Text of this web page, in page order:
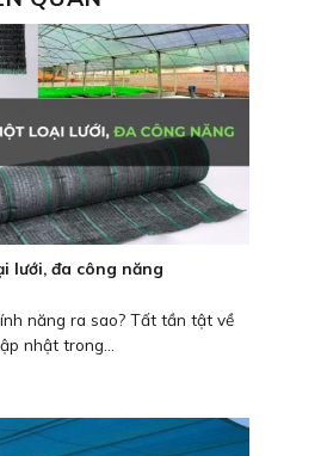
lưới, đa công năng
năng ra sao? Tất tần tật về
nhật trong...